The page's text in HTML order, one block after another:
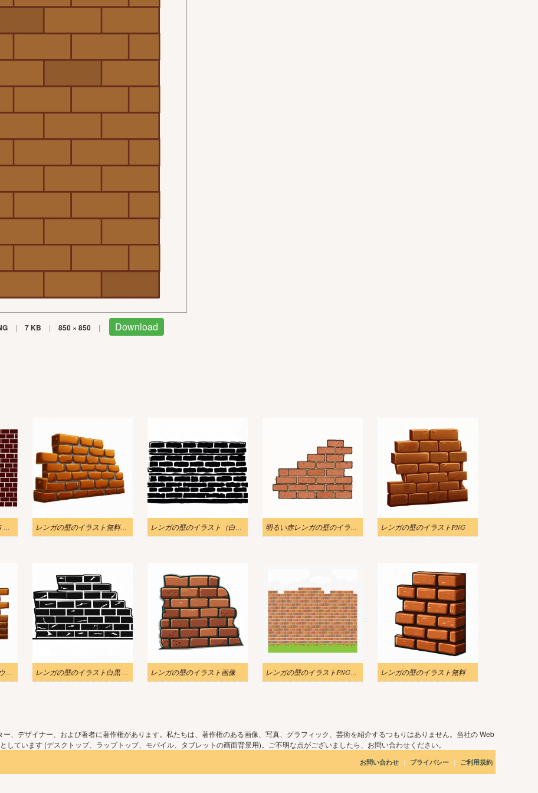
| 7 KB | 850 × 850 | Download
イラスト レンガの壁 PNG 透明 レンガの壁のイラスト無料画像 レンガの壁のイラスト（白黒）をダウンロード 明るい赤レンガの壁のイラスト レンガの壁のイラストPNG
レンガの壁のイラストダウンロード 2 レンガの壁のイラスト白黒 Png レンガの壁のイラスト画像 レンガの壁のイラストPNG画像 レンガの壁のイラスト無料
、デザイナー、および著者に著作権があります。私たちは、著作権のある画像、写真、グラフィック、芸術を紹介するつもりはありません。当社の Web
ています (デスクトップ、ラップトップ、モバイル、タブレットの画面背景用)。ご不明な点がございましたら、お問い合わせください。
お問い合わせ | プライバシー | ご利用規約